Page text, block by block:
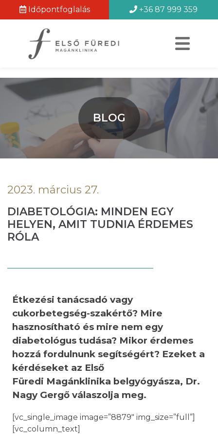
Időpontfoglalás +36 87 999 359
BLOG
2023. március 27.
DIABETOLÓGIA: MINDEN EGY
HELYEN, AMIT TUDNIA ÉRDEMES
RÓLA
Étkezési tanácsadó vagy
cukorbetegség-szakértő? Mire
hasznosítható és mire nem egy
diabetológus tudása? Mikor érdemes
hozzá fordulnunk segítségért? Ezeket a
kérdéseket az Első
Füredi Magánklinika belgyógyásza, Dr.
Nagy Gergő válaszolja meg.
[vc_single_image image=”8879″ img_size=”full”]
[vc_column_text]